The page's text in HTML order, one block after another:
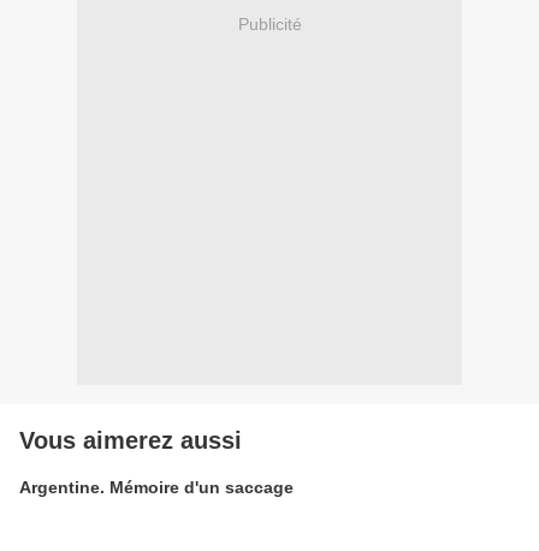
Publicité
Vous aimerez aussi
Argentine. Mémoire d'un saccage